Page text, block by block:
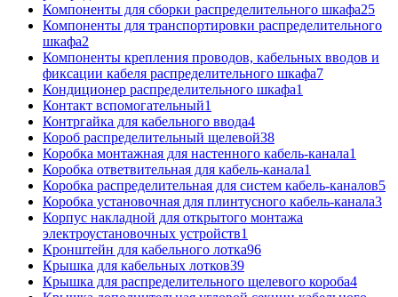
Компоненты для сборки распределительного шкафа25
Компоненты для транспортировки распределительного
шкафа2
Компоненты крепления проводов, кабельных вводов и
фиксации кабеля распределительного шкафа7
Кондиционер распределительного шкафа1
Контакт вспомогательный1
Контргайка для кабельного ввода4
Короб распределительный щелевой38
Коробка монтажная для настенного кабель-канала1
Коробка ответвительная для кабель-канала1
Коробка распределительная для систем кабель-каналов5
Коробка установочная для плинтусного кабель-канала3
Корпус накладной для открытого монтажа
электроустановочных устройств1
Кронштейн для кабельного лотка96
Крышка для кабельных лотков39
Крышка для распределительного щелевого короба4